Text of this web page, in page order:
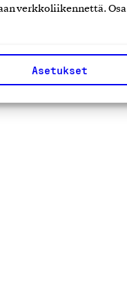
verkkoliikennettä. Osa
Asetukset
123…5 Seuraavat